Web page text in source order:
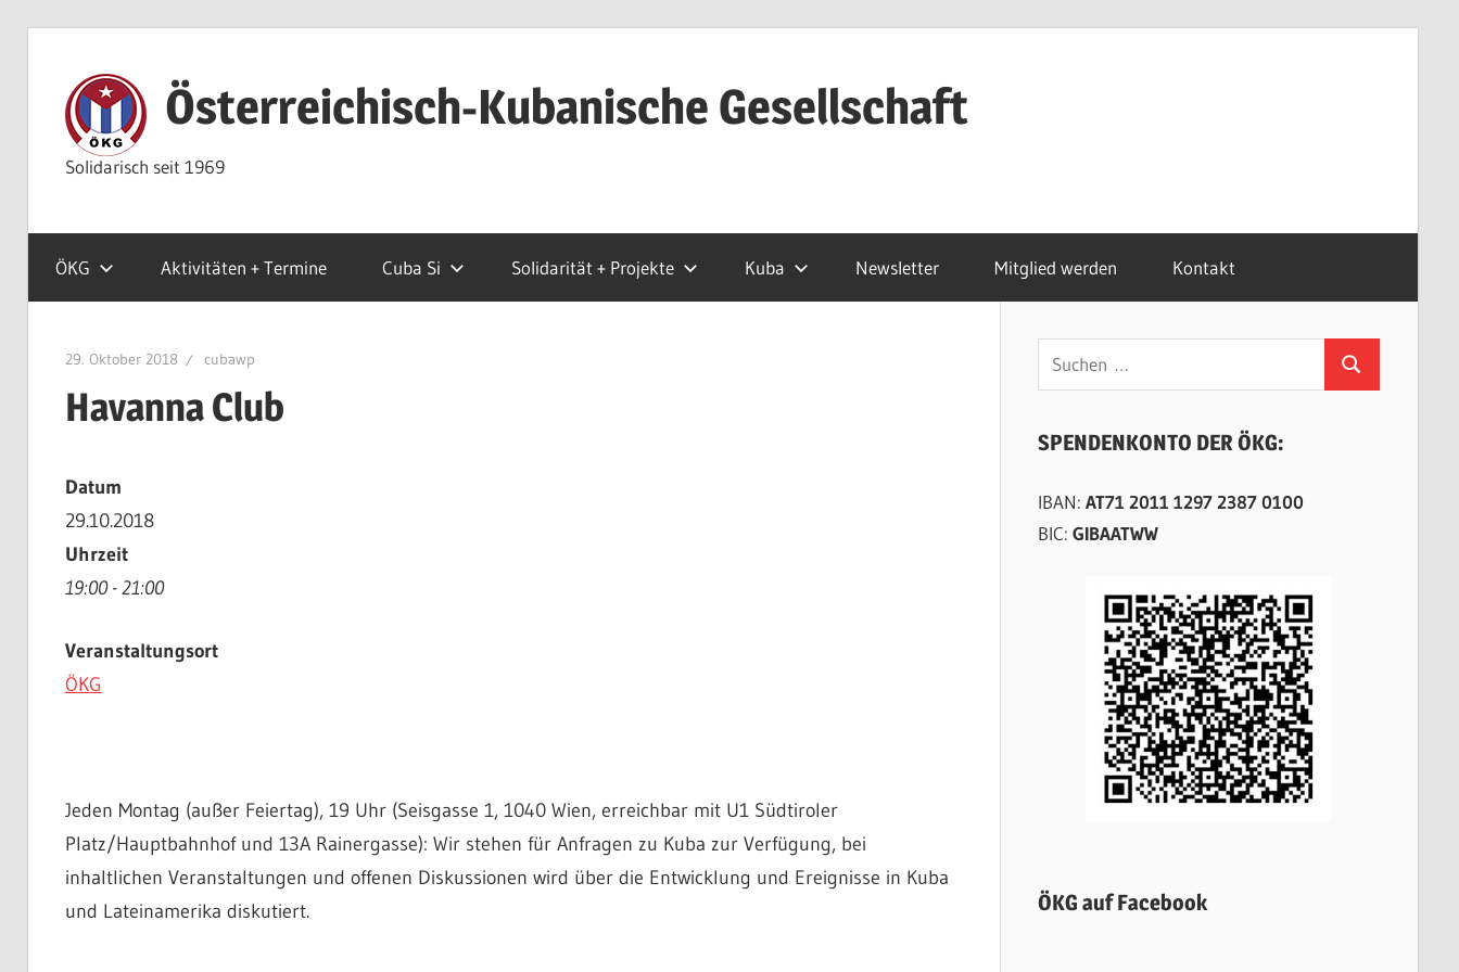
springen
Österreichisch-Kubanische Gesellschaft
Solidarisch seit 1969
ÖKG Aktivitäten + Termine Cuba Si Solidarität + Projekte Kuba Newsletter Mitglied werden Kontakt
29. Oktober 2018 cubawp
Havanna Club
Datum
29.10.2018
Uhrzeit
19:00 - 21:00
Veranstaltungsort
ÖKG
Jeden Montag (außer Feiertag), 19 Uhr (Seisgasse 1, 1040 Wien, erreichbar mit U1 Südtiroler
Platz/Hauptbahnhof und 13A Rainergasse): Wir stehen für Anfragen zu Kuba zur Verfügung, bei
inhaltlichen Veranstaltungen und offenen Diskussionen wird über die Entwicklung und Ereignisse in Kuba
und Lateinamerika diskutiert.
Suchen
nach:
Suchen
SPENDENKONTO DER ÖKG:
IBAN: AT71 2011 1297 2387 0100
BIC: GIBAATWW
ÖKG auf Facebook